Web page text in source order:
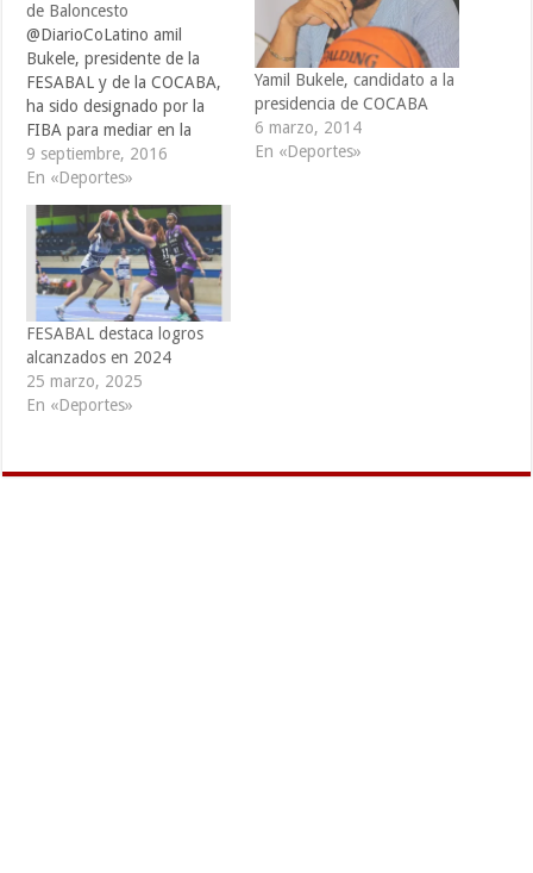
de Baloncesto
@DiarioCoLatino amil
Bukele, presidente de la
FESABAL y de la COCABA,
ha sido designado por la
FIBA para mediar en la
crisis que se encuentra
sumida la Federación
Hondureña de Baloncesto.
Bukele, presidente de la
COCABA, fue electo por la
FIBA para solucionar el
impasse del baloncesto
catracho, gracias a…
9 septiembre, 2016
En «Deportes»
Yamil Bukele, candidato a la
presidencia de COCABA
6 marzo, 2014
En «Deportes»
FESABAL destaca logros
alcanzados en 2024
25 marzo, 2025
En «Deportes»